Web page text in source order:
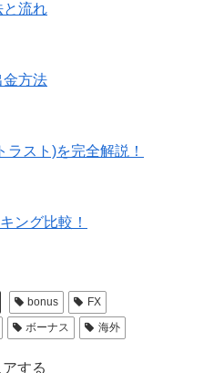
と流れ
金方法
スト)を完全解説！
ング比較！
bonus
FX
ボーナス 海外
アする